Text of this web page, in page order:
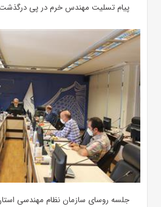
پیام تسلیت مهندس خرم در پی
جلسه روسای سازمان نظام مهندسی